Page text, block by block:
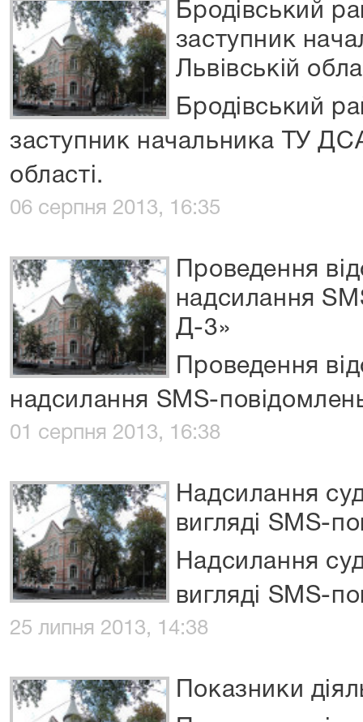
Бродівський
заступник
Львівській
Бродівський
заступник начальника ТУ
області.
06 серпня 2013, 16:35
Проведення
надсилання
Д-3»
Проведення
надсилання SMS-
01 серпня 2013, 16:38
Надсилання
вигляді SMS-
Надсилання
вигляді SMS-
25 липня 2013, 14:38
Показники